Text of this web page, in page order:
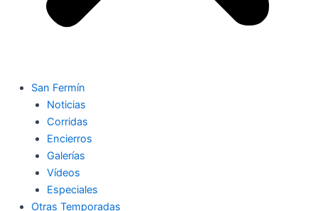
San Fermín
Noticias
Corridas
Encierros
Galerías
Vídeos
Especiales
Otras Temporadas